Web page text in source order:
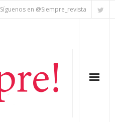
Síguenos en @Siempre_revista